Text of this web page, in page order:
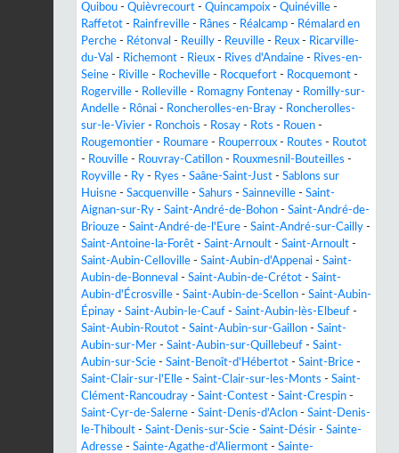
Quibou - Quièvrecourt - Quincampoix - Quinéville -
Raffetot - Rainfreville - Rânes - Réalcamp - Rémalard en
Perche - Rétonval - Reuilly - Reuville - Reux - Ricarville-
du-Val - Richemont - Rieux - Rives d'Andaine - Rives-en-
Seine - Riville - Rocheville - Rocquefort - Rocquemont -
Rogerville - Rolleville - Romagny Fontenay - Romilly-sur-
Andelle - Rônai - Roncherolles-en-Bray - Roncherolles-
sur-le-Vivier - Ronchois - Rosay - Rots - Rouen -
Rougemontier - Roumare - Rouperroux - Routes - Routot
- Rouville - Rouvray-Catillon - Rouxmesnil-Bouteilles -
Royville - Ry - Ryes - Saâne-Saint-Just - Sablons sur
Huisne - Sacquenville - Sahurs - Sainneville - Saint-
Aignan-sur-Ry - Saint-André-de-Bohon - Saint-André-de-
Briouze - Saint-André-de-l'Eure - Saint-André-sur-Cailly -
Saint-Antoine-la-Forêt - Saint-Arnoult - Saint-Arnoult -
Saint-Aubin-Celloville - Saint-Aubin-d'Appenai - Saint-
Aubin-de-Bonneval - Saint-Aubin-de-Crétot - Saint-
Aubin-d'Écrosville - Saint-Aubin-de-Scellon - Saint-Aubin-
Épinay - Saint-Aubin-le-Cauf - Saint-Aubin-lès-Elbeuf -
Saint-Aubin-Routot - Saint-Aubin-sur-Gaillon - Saint-
Aubin-sur-Mer - Saint-Aubin-sur-Quillebeuf - Saint-
Aubin-sur-Scie - Saint-Benoît-d'Hébertot - Saint-Brice -
Saint-Clair-sur-l'Elle - Saint-Clair-sur-les-Monts - Saint-
Clément-Rancoudray - Saint-Contest - Saint-Crespin -
Saint-Cyr-de-Salerne - Saint-Denis-d'Aclon - Saint-Denis-
le-Thiboult - Saint-Denis-sur-Scie - Saint-Désir - Sainte-
Adresse - Sainte-Agathe-d'Aliermont - Sainte-